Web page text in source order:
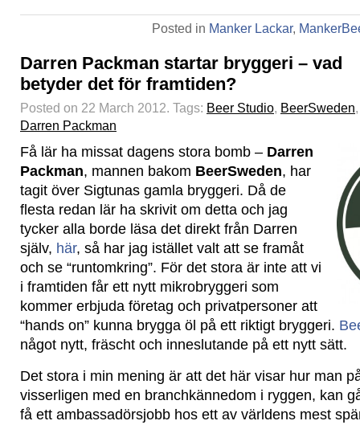
Posted in Manker Lackar,
Darren Packman startar bryggeri – vad
betyder det för framtiden?
Posted on 22 March 2012. Tags: Beer Studio, BeerSweden,
Darren Packman
Få lär ha missat dagens stora bomb – Darren
Packman, mannen bakom BeerSweden, har
tagit över Sigtunas gamla bryggeri. Då de
flesta redan lär ha skrivit om detta och jag
tycker alla borde läsa det direkt från Darren
själv, här, så har jag istället valt att se framåt
och se “runtomkring”. För det stora är inte att vi
i framtiden får ett nytt mikrobryggeri som
kommer erbjuda företag och privatpersoner att
“hands on” kunna brygga öl på ett riktigt bryggeri.
något nytt, fräscht och inneslutande på ett nytt sätt.
Det stora i min mening är att det här visar hur man
visserligen med en branchkännedom i ryggen, kan
få ett ambassadörsjobb hos ett av världens mest